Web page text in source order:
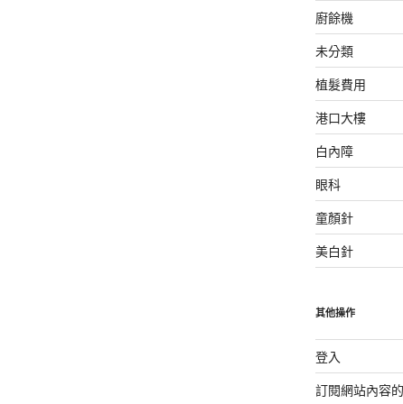
廚餘機
未分類
植髮費用
港口大樓
白內障
眼科
童顏針
美白針
其他操作
登入
訂閱網站內容